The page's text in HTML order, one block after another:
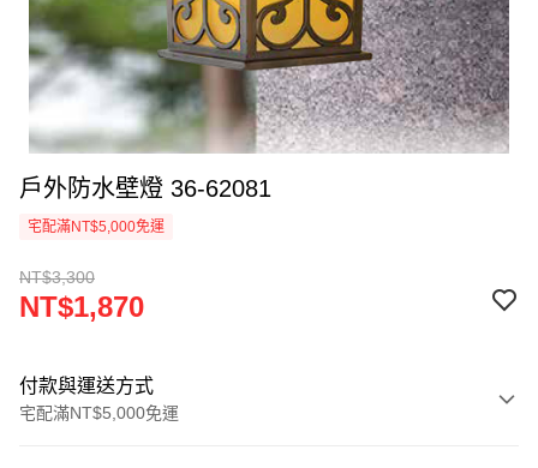
戶外防水壁燈 36-62081
宅配滿NT$5,000免運
NT$3,300
NT$1,870
付款與運送方式
宅配滿NT$5,000免運